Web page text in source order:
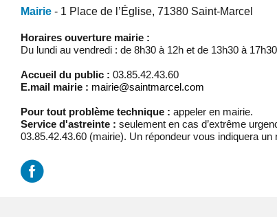
Mairie - 1 Place de l’Église, 71380 Saint-Marcel
Horaires ouverture mairie :
Du lundi au vendredi : de 8h30 à 12h et de 13h30 à 17h30
Accueil du public : 03.85.42.43.60
E.mail mairie : mairie@saintmarcel.com
Pour tout problème technique : appeler en mairie.
Service d'astreinte : seulement en cas d’extrême
03.85.42.43.60 (mairie). Un répondeur vous indiquera